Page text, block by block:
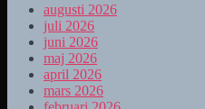
augusti 2026
juli 2026
juni 2026
maj 2026
april 2026
mars 2026